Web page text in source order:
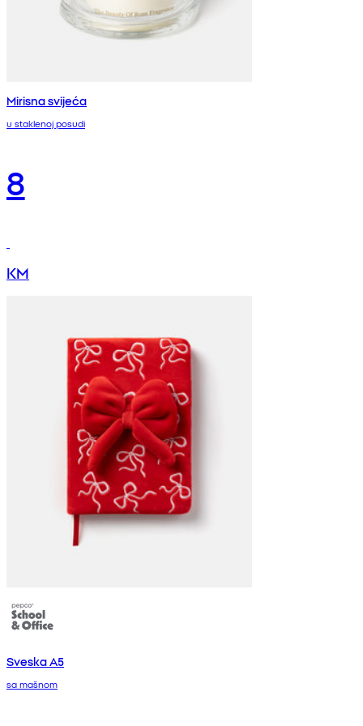
Mirisna svijeća
u staklenoj posudi
8
KM
Sveska A5
sa mašnom